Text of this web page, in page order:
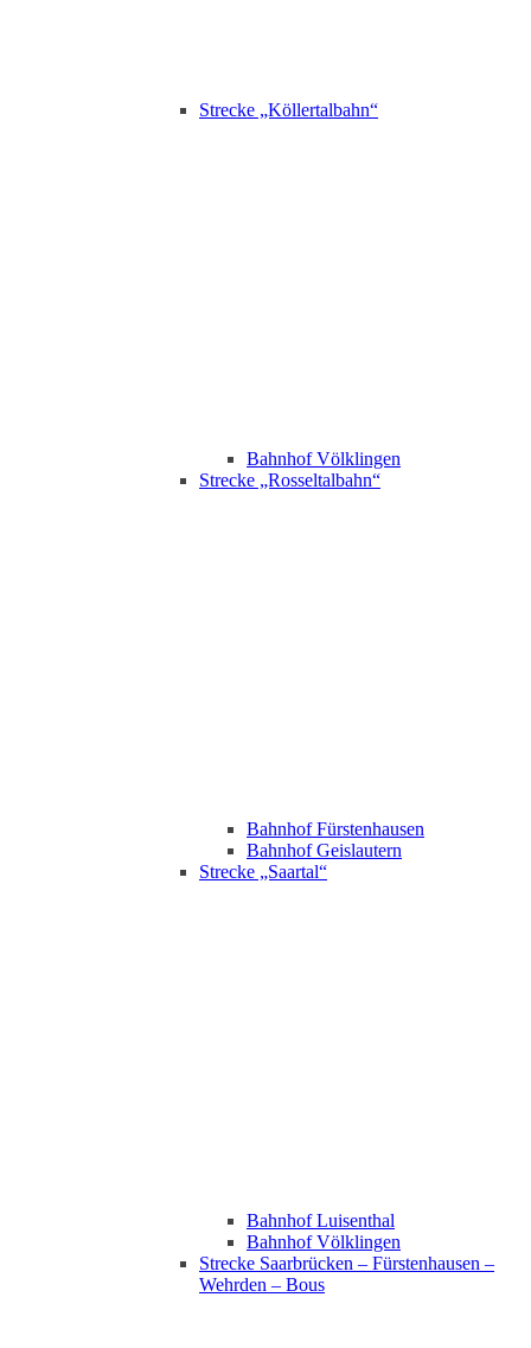
Strecke „Köllertalbahn“
Bahnhof Völklingen
Strecke „Rosseltalbahn“
Bahnhof Fürstenhausen
Bahnhof Geislautern
Strecke „Saartal“
Bahnhof Luisenthal
Bahnhof Völklingen
Strecke Saarbrücken – Fürstenhausen –
Wehrden – Bous